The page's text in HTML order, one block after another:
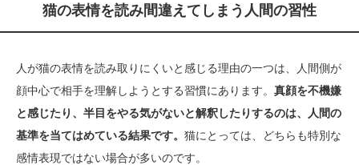
猫の表情を読み間違えてしまう人間の習性
人が猫の表情を読み取りにくいと感じる理由の一つは、人間側が
顔中心で相手を理解しようとする習慣にあります。 真顔を不機嫌
と感じたり、半目をやる気がないと解釈したりするのは、人間の
基準を当てはめている結果です。 猫にとっては、どちらも特別な
感情表現ではない場合が多いのです。